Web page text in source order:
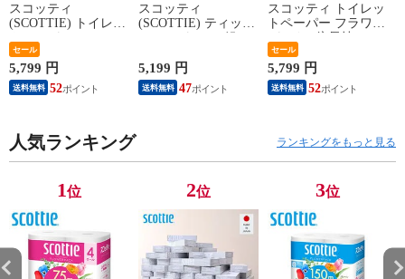
スコッティ
(SCOTTIE) トイレッ
トペーパー フラワー
パック 3倍長持ち 4
ロール(ダブル) 4ロー
ル×12(48ロール) 3倍
ロール 3倍巻 トイレ
製紙クレシア 【送料
無料】
セール
5,799 円
送料無料 52
スコッティ
(SCOTTIE) ティッシ
ュペーパー 200組 5
ティシュペーパー ま
とめ買い ケース販売
ボックスティッシュ
5,199 円
送料無料 47
スコッティ トイレッ
トペーパー フラワー
パック 3倍長持ち 4
ロール (シングル) 4
ロール×12パック(48
ロール) トイレット
ロール トイレ紙 ト
とめ買い ケース販売
セール
5,799 円
送料無料 52
人気ランキング ランキングをもっと見る
1位 2位 3位